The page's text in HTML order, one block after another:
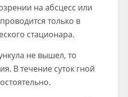
на абсцесс или
только в
стационара.
не вышел, то
В течение суток гной